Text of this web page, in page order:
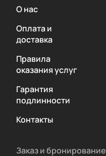
О нас
Оплата и
доставка
Правила
оказания услуг
Гарантия
подлинности
Контакты
Заказ и бронирование